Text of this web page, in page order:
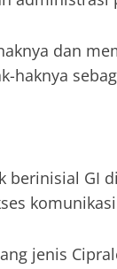
dan
haknya
berinisial GI
jenis